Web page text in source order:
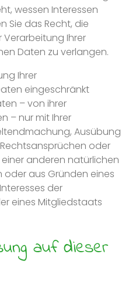
wessen Interessen
Sie das Recht, die
Verarbeitung Ihrer
Daten zu verlangen.
Ihrer
eingeschränkt
– von ihrer
– nur mit Ihrer
Ausübung
oder
anderen natürlichen
oder aus Gründen eines
der
eines Mitgliedstaats
auf dieser